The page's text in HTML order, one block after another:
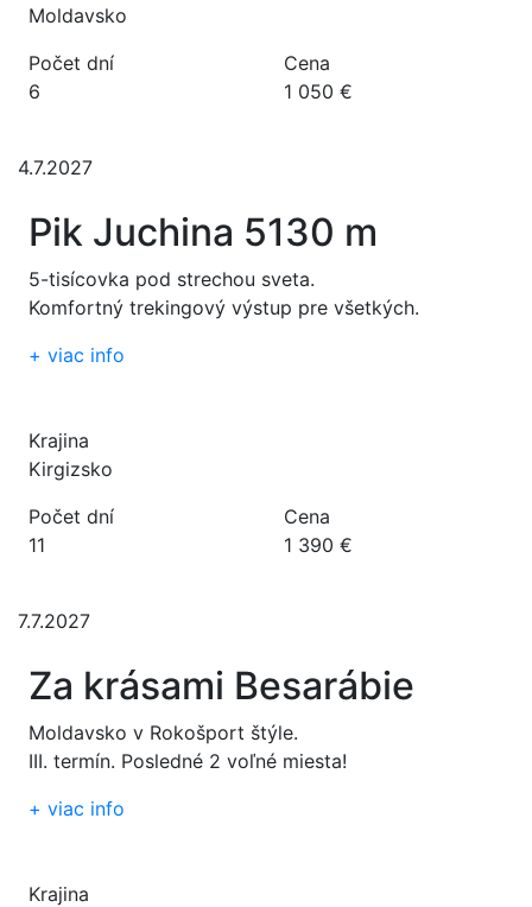
Moldavsko
Počet dní
6
Cena
1 050 €
4.7.2027
Pik Juchina 5130 m
5-tisícovka pod strechou sveta.
Komfortný trekingový výstup pre všetkých.
+ viac info
Krajina
Kirgizsko
Počet dní
11
Cena
1 390 €
7.7.2027
Za krásami Besarábie
Moldavsko v Rokošport štýle.
III. termín. Posledné 2 voľné miesta!
+ viac info
Krajina